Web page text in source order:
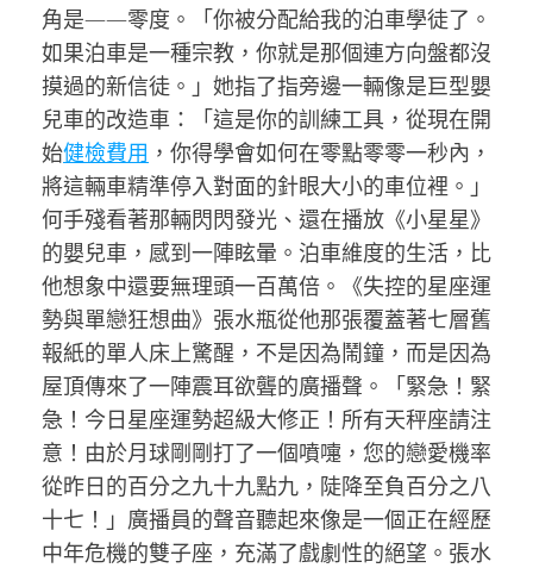
角是——零度。「你被分配給我的泊車學徒了。
如果泊車是一種宗教，你就是那個連方向盤都沒
摸過的新信徒。」她指了指旁邊一輛像是巨型嬰
兒車的改造車：「這是你的訓練工具，從現在開
始健檢費用 ，你得學會如何在零點零零一秒內，
將這輛車精準停入對面的針眼大小的車位裡。」
何手殘看著那輛閃閃發光、還在播放《小星星》
的嬰兒車，感到一陣眩暈。泊車維度的生活，比
他想象中還要無理頭一百萬倍。《失控的星座運
勢與單戀狂想曲》張水瓶從他那張覆蓋著七層舊
報紙的單人床上驚醒，不是因為鬧鐘，而是因為
屋頂傳來了一陣震耳欲聾的廣播聲。「緊急！緊
急！今日星座運勢超級大修正！所有天秤座請注
意！由於月球剛剛打了一個噴嚏，您的戀愛機率
從昨日的百分之九十九點九，陡降至負百分之八
十七！」廣播員的聲音聽起來像是一個正在經歷
中年危機的雙子座，充滿了戲劇性的絕望。張水